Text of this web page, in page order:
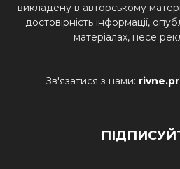
викладену в авторському
достовірність інформації,
матеріалах, несе
Зв'язатися з нами: